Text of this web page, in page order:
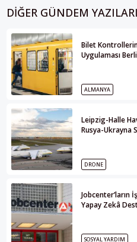
DIĞER GÜNDEM YAZILARI
Bilet
Uygulaması
ALMANYA
Leipzig-Halle
Rusya-Ukrayna
DRONE
Jobcenter’ların
Yapay Zekâ
SOSYAL YARDIM